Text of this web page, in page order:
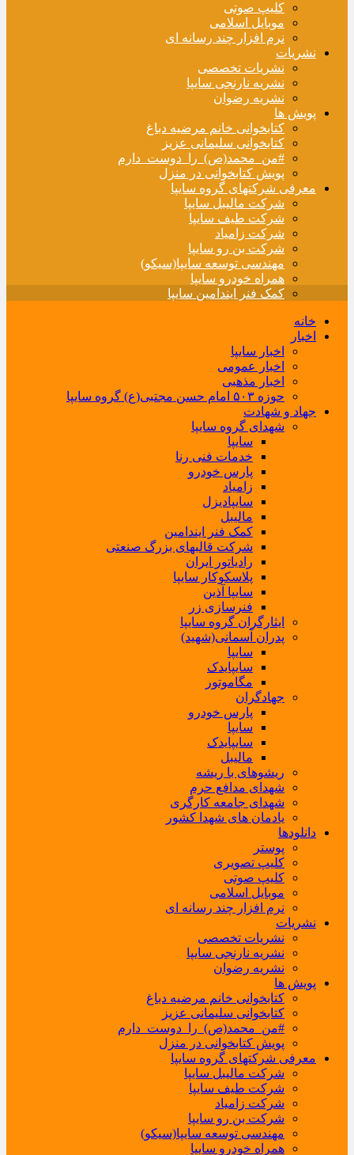
کلیپ صوتی
موبایل اسلامی
نرم افزار چند رسانه ای
نشریات
نشریات تخصصی
نشریه نارنجی سایپا
نشریه رضوان
پویش ها
کتابخوانی خانم مرضیه دباغ
کتابخوانی سلیمانی عزیز
#من_محمد(ص)_را_دوست_دارم
پویش کتابخوانی در منزل
معرفی شرکتهای گروه سایپا
شرکت مالیبل سایپا
شرکت طیف سایپا
شرکت زامیاد
شرکت بن رو سایپا
مهندسی توسعه سایپا(سیکو)
همراه خودرو سایپا
کمک فنر ایندامین سایپا
خانه
اخبار
اخبار سایپا
اخبار عمومی
اخبار مذهبی
حوزه ۵۰۳ امام حسن مجتبی(ع) گروه سایپا
جهاد و شهادت
شهدای گروه سایپا
سایپا
خدمات فنی رنا
پارس خودرو
زامیاد
سایپادیزل
مالیبل
کمک فنر ایندامین
شرکت قالبهای بزرگ صنعتی
رادیاتور ایران
پلاسکوکار سایپا
سایپا آذین
فنرسازی زر
ایثارگران گروه سایپا
پدران آسمانی(شهید)
سایپا
سایپایدک
مگاموتور
جهادگران
پارس خودرو
سایپا
سایپایدک
مالیبل
ریشوهای با ریشه
شهدای مدافع حرم
شهدای جامعه کارگری
یادمان های شهدا کشور
دانلودها
پوستر
کلیپ تصویری
کلیپ صوتی
موبایل اسلامی
نرم افزار چند رسانه ای
نشریات
نشریات تخصصی
نشریه نارنجی سایپا
نشریه رضوان
پویش ها
کتابخوانی خانم مرضیه دباغ
کتابخوانی سلیمانی عزیز
#من_محمد(ص)_را_دوست_دارم
پویش کتابخوانی در منزل
معرفی شرکتهای گروه سایپا
شرکت مالیبل سایپا
شرکت طیف سایپا
شرکت زامیاد
شرکت بن رو سایپا
مهندسی توسعه سایپا(سیکو)
همراه خودرو سایپا